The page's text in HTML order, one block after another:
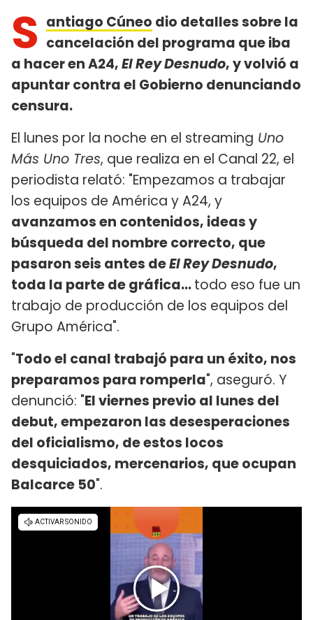
S antiago Cúneo dio detalles sobre la
cancelación del programa que iba
a hacer en A24,El Rey Desnudo, y volvió a
apuntar contra el Gobierno denunciando
censura.
El lunes por la noche en el streaming Uno
Más Uno Tres, que realiza en el Canal 22, el
periodista relató: "Empezamos a trabajar
los equipos de América y A24, y
avanzamos en contenidos, ideas y
búsqueda del nombre correcto, que
pasaron seis antes deEl Rey Desnudo,
toda la parte de gráfica...todo eso fue un
trabajo de producción de los equipos del
Grupo América".
"Todo el canal trabajó para un éxito, nos
preparamos para romperla", aseguró. Y
denunció: "El viernes previo al lunes del
debut, empezaron las desesperaciones
del oficialismo, de estos locos
desquiciados, mercenarios, que ocupan
Balcarce 50".